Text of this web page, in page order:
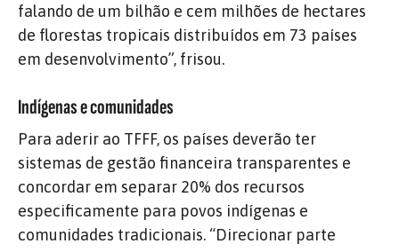
falando de um bilhão e cem milhões de hectares
de florestas tropicais distribuídos em 73 países
em desenvolvimento”, frisou.
Indígenas e comunidades
Para aderir ao TFFF, os países deverão ter
sistemas de gestão financeira transparentes e
concordar em separar 20% dos recursos
especificamente para povos indígenas e
comunidades tradicionais. “Direcionar parte